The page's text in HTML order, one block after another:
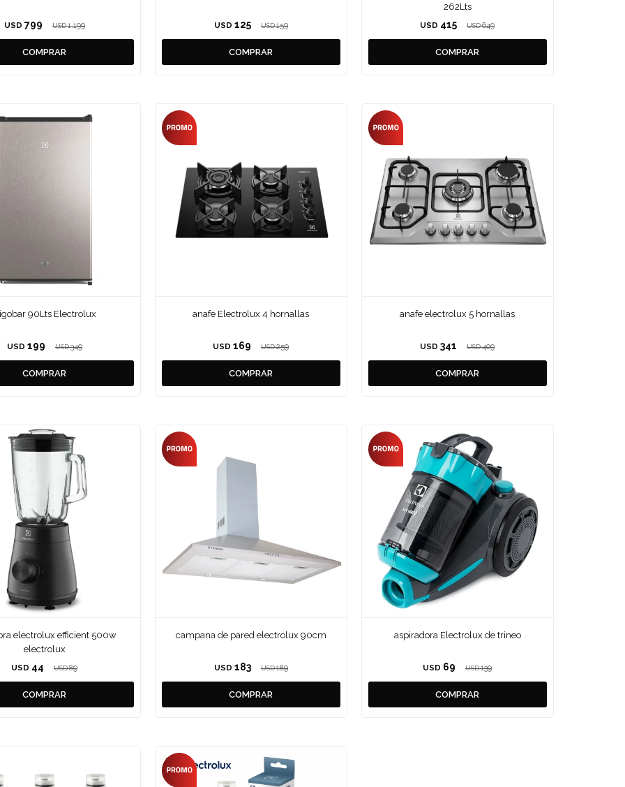
USD 799 USD 1.199 USD 125 USD 159
262Lts
USD 415 USD 649
90Lts Electrolux
USD 199 USD 349
anafe Electrolux 4 hornallas
USD 169 USD 259
anafe electrolux 5 hornallas
USD 341 USD 409
electrolux efficient 500w
electrolux
USD 44 USD 89
campana de pared electrolux 90cm
USD 183 USD 189
aspiradora Electrolux de trineo
USD 69 USD 139